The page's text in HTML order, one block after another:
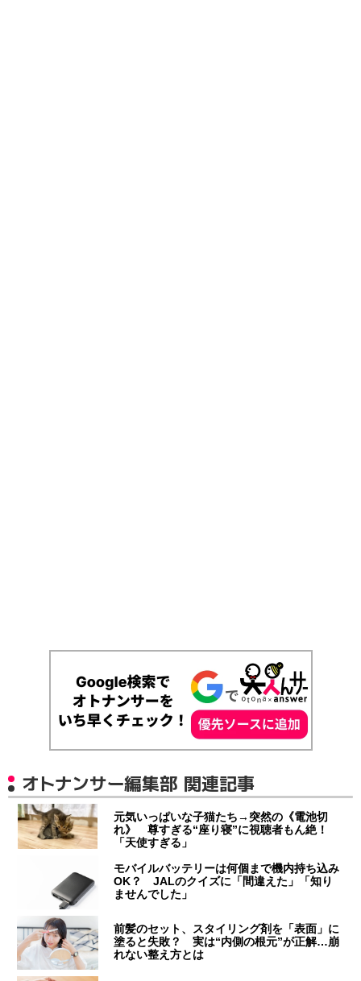
オトナンサー編集部 関連記事
元気いっぱいな子猫たち→突然の《電池切
れ》 尊すぎる“座り寝”に視聴者もん絶！
「天使すぎる」
モバイルバッテリーは何個まで機内持ち込み
OK？ JALのクイズに「間違えた」「知り
ませんでした」
前髪のセット、スタイリング剤を「表面」に
塗ると失敗？ 実は“内側の根元”が正解…崩
れない整え方とは